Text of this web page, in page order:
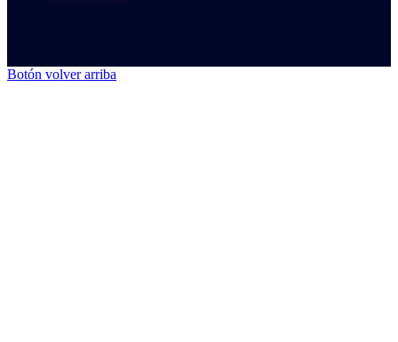
Botón volver arriba